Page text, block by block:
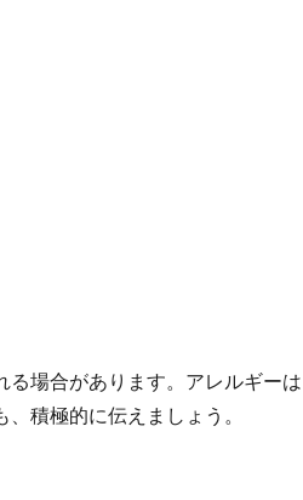
場合があります。アレルギーは
積極的に伝えましょう。